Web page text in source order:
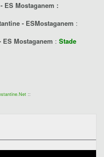
ES Mostaganem :
- ESMostaganem :
ES Mostaganem : Stade
::